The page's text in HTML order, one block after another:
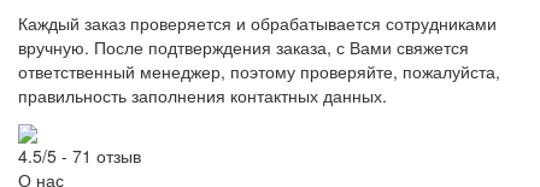
Каждый заказ проверяется и обрабатывается сотрудниками
вручную. После подтверждения заказа, с Вами свяжется
ответственный менеджер, поэтому проверяйте, пожалуйста,
правильность заполнения контактных данных.
4.5/5 - 71 отзыв
О нас